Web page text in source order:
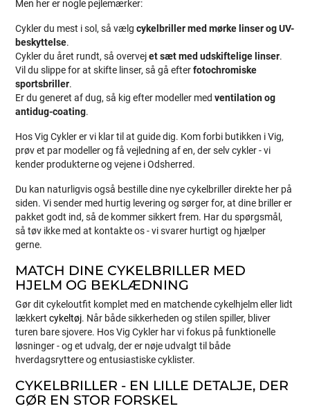
Men her er nogle pejlemærker:
Cykler du mest i sol, så vælgcykelbriller med mørke linser og UV-
beskyttelse.
Cykler du året rundt, så overvejet sæt med udskiftelige linser.
Vil du slippe for at skifte linser, så gå efterfotochromiske
sportsbriller.
Er du generet af dug, så kig efter modeller medventilation og
antidug-coating.
Hos Vig Cykler er vi klar til at guide dig. Kom forbi butikken i Vig,
prøv et par modeller og få vejledning af en, der selv cykler - vi
kender produkterne og vejene i Odsherred.
Du kan naturligvis også bestille dine nye cykelbriller direkte her på
siden. Vi sender med hurtig levering og sørger for, at dine briller er
pakket godt ind, så de kommer sikkert frem. Har du spørgsmål,
så tøv ikke med at kontakte os - vi svarer hurtigt og hjælper
gerne.
MATCH DINE CYKELBRILLER MED
HJELM OG BEKLÆDNING
Gør dit cykeloutfit komplet med en matchende cykelhjelm eller lidt
lækkertcykeltøj. Når både sikkerheden og stilen spiller, bliver
turen bare sjovere. Hos Vig Cykler har vi fokus på funktionelle
løsninger - og et udvalg, der er nøje udvalgt til både
hverdagsryttere og entusiastiske cyklister.
CYKELBRILLER - EN LILLE DETALJE, DER
GØR EN STOR FORSKEL